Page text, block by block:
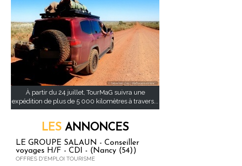
À partir du 24 juillet, TourMaG suivra une
expédition de plus de 5 000 kilomètres à travers...
LES ANNONCES
LE GROUPE SALAUN - Conseiller
voyages H/F - CDI - (Nancy (54))
OFFRES D'EMPLOI TOURISME